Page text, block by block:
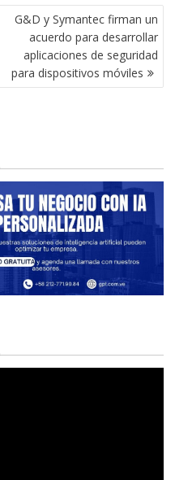
G&D y Symantec firman un
acuerdo para desarrollar
aplicaciones de seguridad
para dispositivos móviles